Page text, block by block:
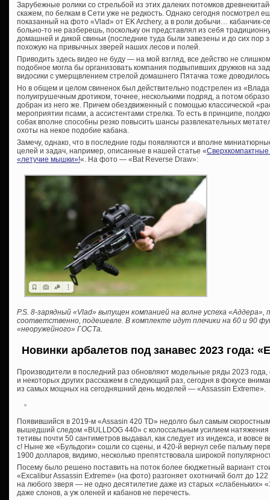
Зарубежные ролики со стрельбой из этих далеких потомков
скажем, по белкам в Сети уже не редкость. Однако сегодня посмотрел
показанный на фото «Vlad» от EK Archery, а в роли добычи… кабанчик-
больно-то не разберешь, поскольку он представлял из себя
домашней и дикой свиньи (последние туда были завезены и до сих пор
похожую на привычных зверей наших лесов и полей.
Приводить здесь видео не буду — на мой взгляд, все действо не
подобное могла бы организовать компания подвыпивших дружков на
видосики с умерщвлением стрелой домашнего Пятачка тоже доводилось
Но в общем и целом свиненок был действительно подстрелен из
полуигрушечным дротиком, точнее, несколькими подряд, а потом
добран из него же. Причем обездвиженный с помощью классической
мероприятии псами, а ассистентами стрелка. То есть в принципе,
собак вполне способны резко повысить шансы развлекательных
охоты на некое подобие кабана.
Замечу, однако, что в последние годы появляются и вполне
целей и задач, например, описанные в нашей статье «
«летучие мышки»!«. На фото — «Bat Reverse Draw»:
P.S. 8-зарядный «Vlad» выпущен компанией на волне успеха
соответственно, подешевле. В комплекте идут плечики на 60 и 90
«неоружейного» ГОСТа.
Новинки арбалетов под занавес 2023 года:
Производители в последний раз обновляют модельные ряды 2023
и некоторых других расскажем в следующий раз, сегодня в фокусе
из самых мощных на сегодняшний день моделей — «Assassin Extreme».
Появившийся в 2019-м «Assasin 420 TD» недолго был самым
вышедший следом «BULLDOG 440» с колоссальным усилием
тетивы почти 50 сантиметров выдавал, как следует из индекса, и
с! Ныне же «Бульдоги» сошли со сцены, и 420-й вернул себе пальму
1900 долларов, видимо, несколько препятствовала широкой
Посему было решено поставить на поток более бюджетный вариант
«Excalibur Assassin Extreme» (на фото) разгоняет охотничий болт до 122
на любого зверя — не одно десятилетие даже из старых «слабеньких»
даже слонов, а уж оленей и кабанов не перечесть.